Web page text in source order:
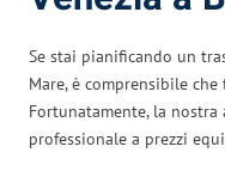
Se stai pianificando un
Mare, è comprensibile
Fortunatamente, la
professionale a prezzi